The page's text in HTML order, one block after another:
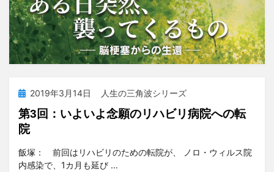
投
稿
日:
2019年3月14日 人生の三角波シリーズ
第3回：いよいよ念願のリハビリ病院への転
院
投稿者tsuchiya
飯塚： 前回はリハビリのための転院が、 ノロ・ウィルス院
内感染で、1カ月も延び …